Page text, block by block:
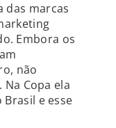
das marcas
Embora os
não
Copa ela
e esse